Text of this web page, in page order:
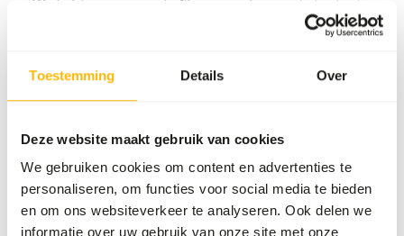
Toestemming Details Over
Deze website maakt gebruik van cookies
We gebruiken cookies om content en advertenties te
personaliseren, om functies voor social media te bieden
en om ons websiteverkeer te analyseren. Ook delen we
informatie over uw gebruik van onze site met onze
We hebben een mooie film gemaakt waarin je ziet in
welke markten wij allemaal actief zijn, wat onze